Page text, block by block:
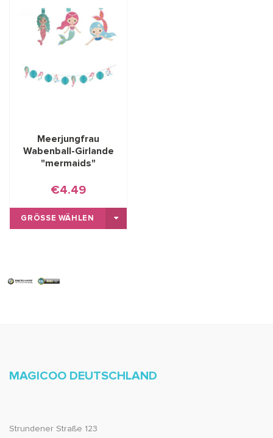
Meerjungfrau
Wabenball-Girlande
"mermaids"
€4.49
GRÖSSE WÄHLEN
MAGICOO DEUTSCHLAND
Strundener Straße 123